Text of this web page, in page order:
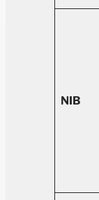
NIB